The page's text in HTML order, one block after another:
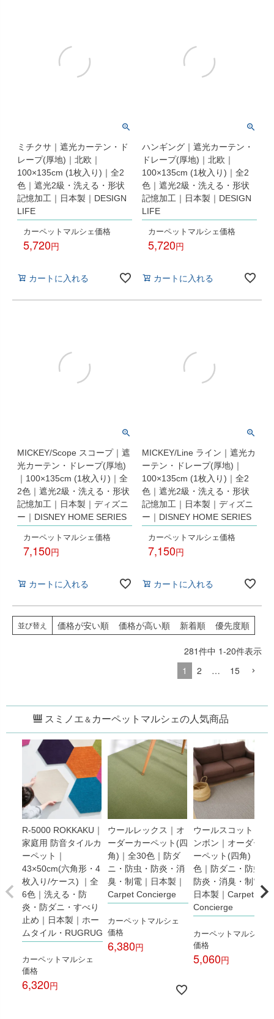
ミチクサ｜遮光カーテン・ド
レープ(厚地)｜北欧｜
100×135cm (1枚入り)｜全2
色｜遮光2級・洗える・形状
記憶加工｜日本製｜DESIGN
LIFE
カーペットマルシェ価格
5,720
カートに入れる
ハンギング｜遮光カーテン・
ドレープ(厚地)｜北欧｜
100×135cm (1枚入り)｜全2
色｜遮光2級・洗える・形状
記憶加工｜日本製｜DESIGN
LIFE
カーペットマルシェ価格
5,720
カートに入れる
MICKEY/Scope スコープ｜遮
光カーテン・ドレープ(厚地)
｜100×135cm (1枚入り)｜全
2色｜遮光2級・洗える・形状
記憶加工｜日本製｜ディズニ
ー｜DISNEY HOME SERIES
カーペットマルシェ価格
7,150
カートに入れる
MICKEY/Line ライン｜遮光カ
ーテン・ドレープ(厚地)｜
100×135cm (1枚入り)｜全2
色｜遮光2級・洗える・形状
記憶加工｜日本製｜ディズニ
ー｜DISNEY HOME SERIES
カーペットマルシェ価格
7,150
カートに入れる
並び替え 価格が安い順 価格が高い順 新着順 優先度順
281件中 1-20件表示
1
2 … 15
スミノエ＆ カーペットマルシェの人気商品
R-5000 ROKKAKU｜
家庭用 防音タイルカ
ーペット｜
43×50cm(六角形・4
枚入り/ケース) ｜全
6色｜洗える・防
炎・防ダニ・すべり
止め｜日本製｜ホー
ムタイル・RUGRUG
カーペットマルシェ
価格
6,320
ウールレックス｜オ
ーダーカーペット(四
角)｜全30色｜防ダ
ニ・防虫・防炎・消
臭・制電｜日本製｜
Carpet Concierge
カーペットマルシェ
価格
6,380
ウールスコット ヘリ
ンボン｜オーダーカ
ーペット(四角)｜全3
色｜防ダニ・防虫・
防炎・消臭・制電｜
日本製｜Carpet
Concierge
カーペットマルシェ
価格
5,060